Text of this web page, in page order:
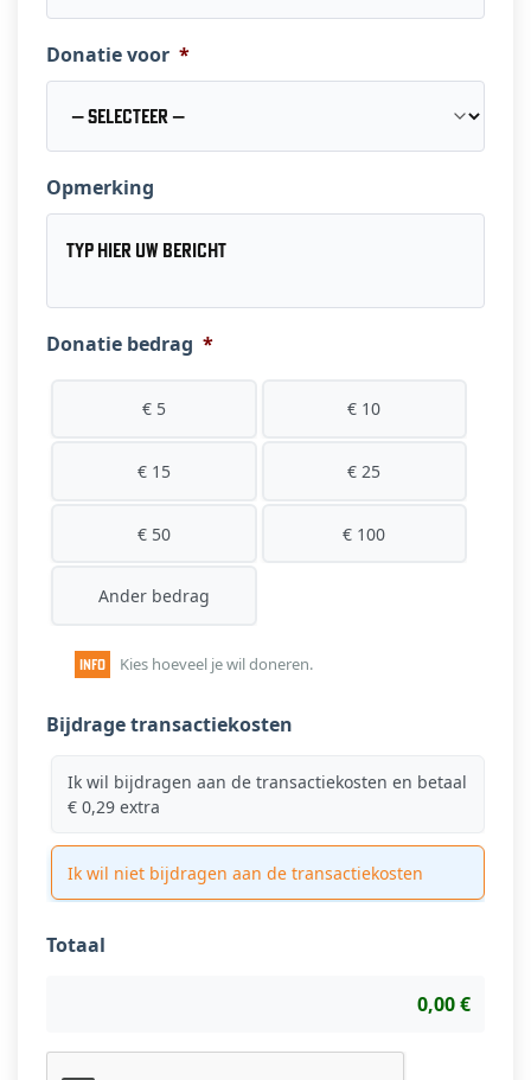
Donatie voor *
Opmerking
Donatie bedrag *
€ 5 € 10
€ 15 € 25
€ 50 € 100
Ander bedrag
Kies hoeveel je wil doneren.
Bijdrage transactiekosten
Ik wil bijdragen aan de transactiekosten en betaal
€ 0,29 extra
Ik wil niet bijdragen aan de transactiekosten
Totaal
0,00 €